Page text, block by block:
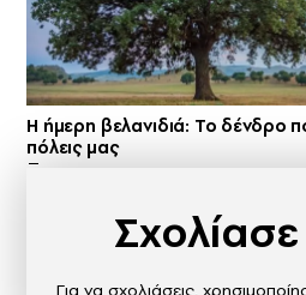
Η ήμερη βελανιδιά: Το δένδρο
πόλεις μας